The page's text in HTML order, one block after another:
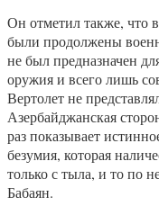
Он отметил также, что
были продолжены
не был предназначен
оружия и всего лишь
Вертолет не
Азербайджанская
раз показывает
безумия, которая
только с тыла, и то по
Бабаян.